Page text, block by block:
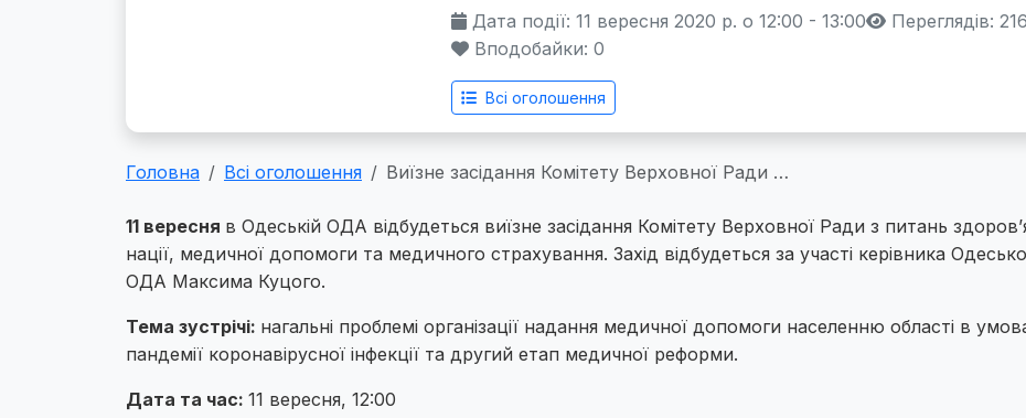
Дата події: 11 вересня 2020 р. о 12:00 - 13:00
Переглядів: 216
Вподобайки: 0
Всі оголошення
Головна Всі оголошення Виїзне засідання Комітету Верховної Ради …
11 вересня в Одеській ОДА відбудеться виїзне засідання Комітету Верховної Ради з питань
нації, медичної допомоги та медичного страхування. Захід відбудеться за участі керівника
ОДА Максима Куцого.
Тема зустрічі: нагальні проблемі організації надання медичної допомоги населенню області в
пандемії коронавірусної інфекції та другий етап медичної реформи.
Дата та час: 11 вересня, 12:00